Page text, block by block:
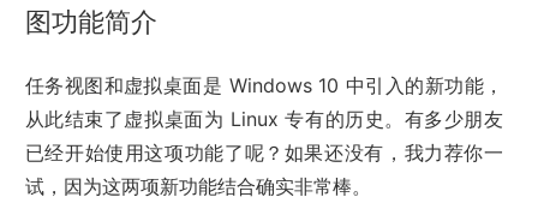
图功能简介
任务视图和虚拟桌面是 Windows 10 中引入的新功能，
从此结束了虚拟桌面为 Linux 专有的历史。有多少朋友
已经开始使用这项功能了呢？如果还没有，我力荐你一
试，因为这两项新功能结合确实非常棒。